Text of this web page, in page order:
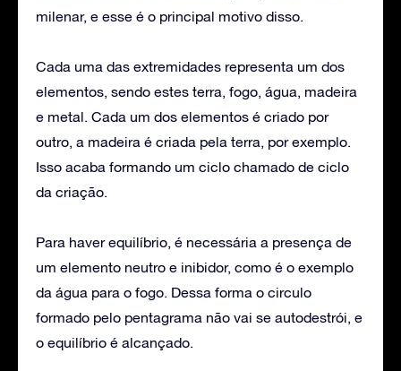
milenar, e esse é o principal motivo disso.
Cada uma das extremidades representa um dos
elementos, sendo estes terra, fogo, água, madeira
e metal. Cada um dos elementos é criado por
outro, a madeira é criada pela terra, por exemplo.
Isso acaba formando um ciclo chamado de ciclo
da criação.
Para haver equilíbrio, é necessária a presença de
um elemento neutro e inibidor, como é o exemplo
da água para o fogo. Dessa forma o circulo
formado pelo pentagrama não vai se autodestrói, e
o equilíbrio é alcançado.